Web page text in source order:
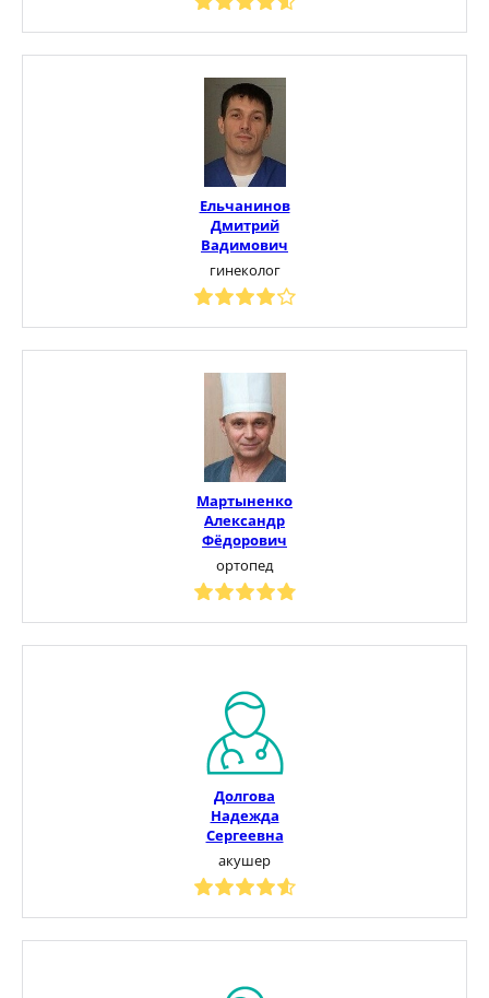
Ельчанинов
Дмитрий
Вадимович
гинеколог
Мартыненко
Александр
Фёдорович
ортопед
Долгова
Надежда
Сергеевна
акушер